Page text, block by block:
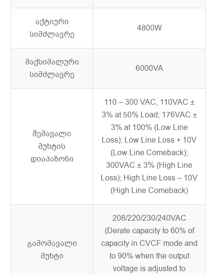
აქტიური
სიმძლავრე
4800W
მაქსიმალური
სიმძლავრე
6000VA
შემავალი
მუხტის
დიაპაზონი
110 – 300 VAC, 110VAC ±
3% at 50% Load; 176VAC ±
3% at 100% (Low Line
Loss); Low Line Loss + 10V
(Low Line Comeback);
300VAC ± 3% (High Line
Loss); High Line Loss – 10V
(High Line Comeback)
გამომავალი
მუხტი
208/220/230/240VAC
(Derate capacity to 60% of
capacity in CVCF mode and
to 90% when the output
voltage is adjusted to